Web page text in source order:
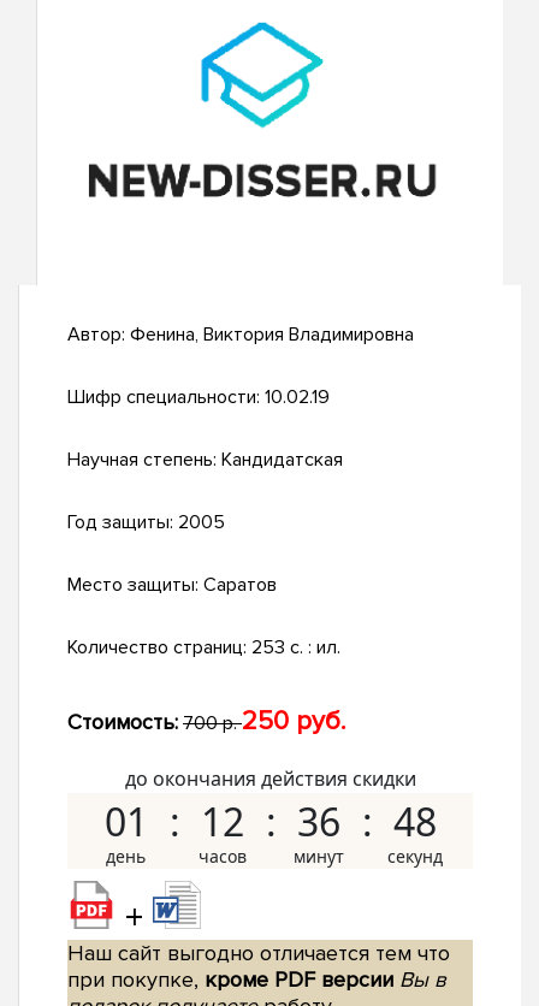
Автор: Фенина, Виктория Владимировна
Шифр специальности: 10.02.19
Научная степень: Кандидатская
Год защиты: 2005
Место защиты: Саратов
Количество страниц: 253 с. : ил.
Стоимость: 700 р.250 руб.
до окончания действия скидки
01 12 36 47
+
Наш сайт выгодно отличается тем что
при покупке, кроме PDF версии Вы в